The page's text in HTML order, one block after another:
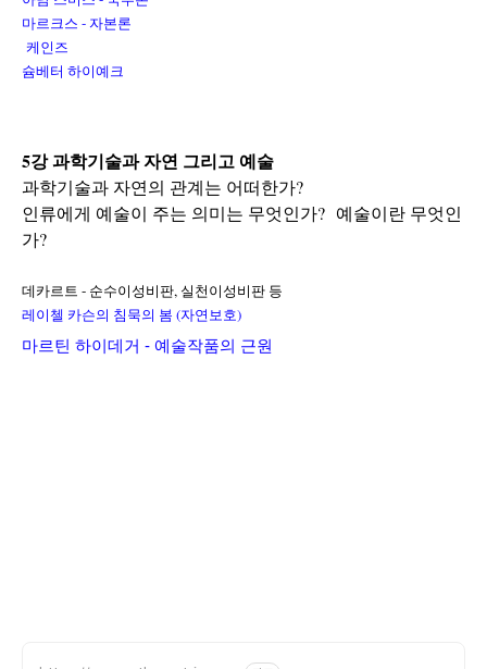
마르크스 - 자본론
케인즈
슘베터 하이예크
5강 과학기술과 자연 그리고 예술
과학기술과 자연의 관계는 어떠한가?
인류에게 예술이 주는 의미는 무엇인가?  예술이란 무엇인
가?
데카르트 - 순수이성비판, 실천이성비판 등
레이첼 카슨의 침묵의 봄 (자연보호)
마르틴 하이데거 - 예술작품의 근원